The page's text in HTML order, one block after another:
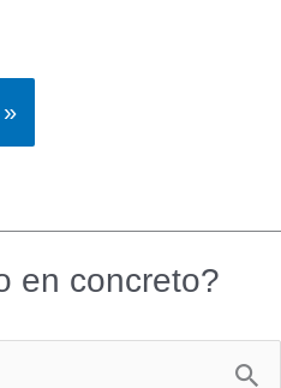
en concreto?